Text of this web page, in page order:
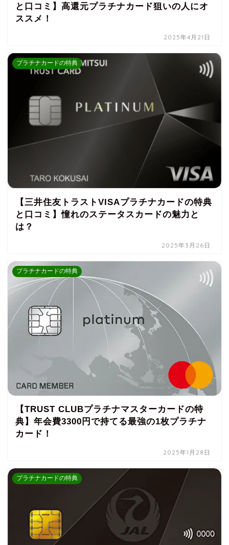
と口コミ】高還元プラチナカード狙いの人にオ
ススメ！
2025年4月21日
プラチナカードの特典
【三井住友トラストVISAプラチナカードの特典
と口コミ】憧れのステータスカードの魅力と
は？
2025年3月26日
プラチナカードの特典
【TRUST CLUBプラチナマスターカードの特
典】年会費3300円で持てる最強の1枚プラチナ
カード！
2025年1月28日
プラチナカードの特典